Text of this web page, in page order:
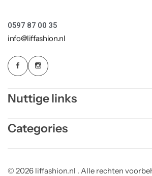
0597 87 00 35
info@liffashion.nl
Nuttige links
Categories
© 2026 liffashion.nl . Alle rechten